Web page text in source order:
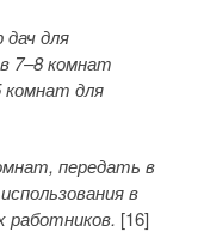
для
7–8 комнат
комнат для
передать в
в
работников. [16]